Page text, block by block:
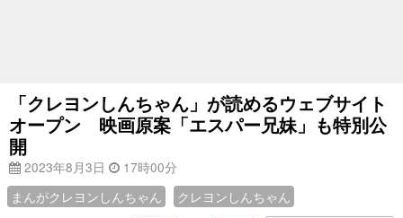
「クレヨンしんちゃん」が読めるウェブサイト
オープン 映画原案「エスパー兄妹」も特別公
開
2023年8月3日
17時00分
まんがクレヨンしんちゃん
クレヨンしんちゃん